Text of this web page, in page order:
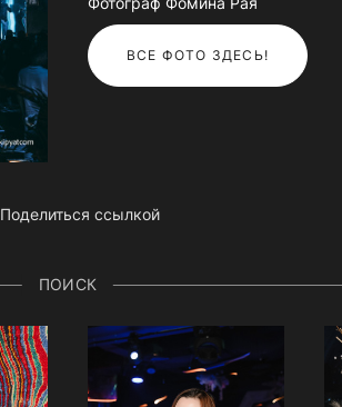
ВСЕ ФОТО ЗДЕСЬ!
Поделиться ссылкой
ПОИСК